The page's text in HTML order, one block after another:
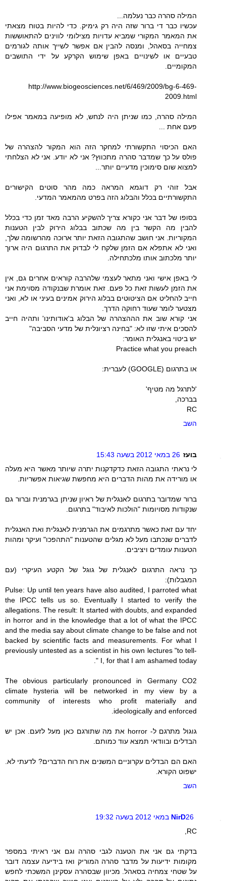
המילה סהרה כבר נעלמה...
עכשיו כבר די ברור שזה היה רק גימיק. כדי להיות בטוח מצאתי
את המאמר המקורי שמביא עדויות מצילומי לווינים להתאוששות
צמחייה בסאהל, ומנסה להבין אם אפשר לשייך אותה לגורמים
טבעיים או לשינויים באפן שימוש הקרקע על ידי התושבים
המקומיים.
http://www.biogeosciences.net/6/469/2009/bg-6-469-
2009.html
המילה סהרה, כמו שניתן היה לנחש, לא מופיעה במאמר אפילו
פעם אחת ...
האם הכיסוי התקשורתי למחקר הזה הוא המקור להצהרה של
פולס על כך שמדבר סהרה מתכווץ? אני לא יודע. אני לא הצלחתי
למצוא שום סימוכין מדעיים יותר...
אבל זוהי רק דוגמא המראה כמה מהר סוטים הקישורים
התקשורתיים בכלל והבלוג הזה בפרט מהמאמר המדעי.
בסופו של דבר אני כקורא צריך להשקיע הרבה מאד זמן כדי בכלל
להבין מה הקשר בין מה שכתוב בבלוג הירוק לבין הטענות
המקוריות. אני חושב שהתגובה הזאת יותר ארוכה מהרשומה שלך,
ואני לא אתפלא אם הזמן שלקח לי לבדוק את התרגום היה ארוך
יותר מלכתוב אותו מלכתחילה.
לי באפן אישי ואני מתאר לעצמי שלהרבה קוראים אחרים גם, אין
את הזמן לעשות זאת כל פעם. זאת אומרת שבנקודה מסוימת אני
חייב להחליט אם הציטוטים בבלוג הירוק אמינים בעיני או לא, ואני
מצטער לומר שעוד רחוקה הדרך.
אני קורא שוב את הההצהרה של הבלוג ב'אודותינו' ותהיה חייב
להסכים איתי שזו לא: "בחינה רציונלית של מדעי הסביבה"
יש ביטוי באנגלית האומר:
Practice what you preach
או בתרגום (GOOGLE) לעברית:
'לתרגל מה מטיף'
בברכה,
RC
השב
בועז 26 במאי 2012 בשעה 15:43
לי נראתי התגובה הזאת כדקדקנות יתרה שיותר מאשר היא מעלה
או מורידה את מהות הדברים היא מחפשת שגיאות אפשריות.
ברור שמדובר בתרגום לאנגלית של ראיון שניתן בגרמנית וברור גם
שנקודות מסויומות "הולכות לאיבוד" בתרגום.
יחד עם זאת כאשר מתרגמים את הגרמנית לאנגלית ואת האנגלית
לדברים שנכתבו מעל לא מגלים שהטענות "התהפכו" ועיקר ומהות
הטענות עומדים ויציבים.
כך נראה התרגום לאנגלית של גוגל של הקטע העיקרי (עם
המגבלות):
Pulse: Up until ten years have also audited, I parroted what
the IPCC tells us so. Eventually I started to verify the
allegations. The result: It started with doubts, and expanded
in horror and in the knowledge that a lot of what the IPCC
and the media say about climate change to be false and not
backed by scientific facts and measurements. For what I
previously untested as a scientist in his own lectures "to tell-
" I, for that I am ashamed today.
The obvious particularly pronounced in Germany CO2
climate hysteria will be networked in my view by a
community of interests who profit materially and
ideologically and enforced.
גוגול מתרגם ל- horror את מה שתורגם כאן מעל לזעם. אכן יש
הבדלים ובוודאי תמצא עוד כמותם.
האם הם הבדלים עקרוניים המשנים את רוח הדברים? לדעתי לא.
ישפוט הקורא.
השב
NirD26 במאי 2012 בשעה 19:32
RC,
בדקתי גם אני את הטענה לגבי סהרה וגם אני ראיתי במספר
מקומות ידיעות על מדבר סהרה המוריק ואז בידיעה עצמה דובר
על שטחי צמחיה בסאהל. מכיוון שבסהרה עסקינן המשכתי לחפש